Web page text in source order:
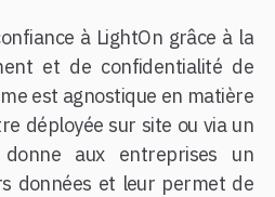
à LightOn grâce à la
et de confidentialité de
est agnostique en matière
déployée sur site ou via un
aux entreprises un
données et leur permet de